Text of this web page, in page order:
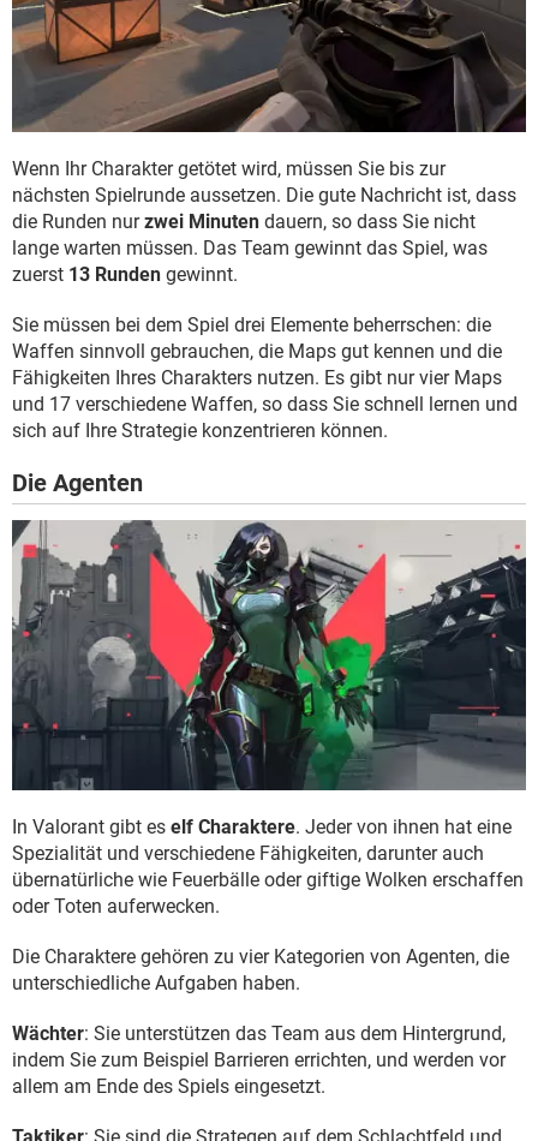
Wenn Ihr Charakter getötet wird, müssen Sie bis zur
nächsten Spielrunde aussetzen. Die gute Nachricht ist, dass
die Runden nurzwei Minuten dauern, so dass Sie nicht
lange warten müssen. Das Team gewinnt das Spiel, was
zuerst 13 Runden gewinnt.
Sie müssen bei dem Spiel drei Elemente beherrschen: die
Waffen sinnvoll gebrauchen, die Maps gut kennen und die
Fähigkeiten Ihres Charakters nutzen. Es gibt nur vier Maps
und 17 verschiedene Waffen, so dass Sie schnell lernen und
sich auf Ihre Strategie konzentrieren können.
Die Agenten
In Valorant gibt es elf Charaktere. Jeder von ihnen hat eine
Spezialität und verschiedene Fähigkeiten, darunter auch
übernatürliche wie Feuerbälle oder giftige Wolken erschaffen
oder Toten auferwecken.
Die Charaktere gehören zu vier Kategorien von Agenten, die
unterschiedliche Aufgaben haben.
Wächter: Sie unterstützen das Team aus dem Hintergrund,
indem Sie zum Beispiel Barrieren errichten, und werden vor
allem am Ende des Spiels eingesetzt.
Taktiker: Sie sind die Strategen auf dem Schlachtfeld und